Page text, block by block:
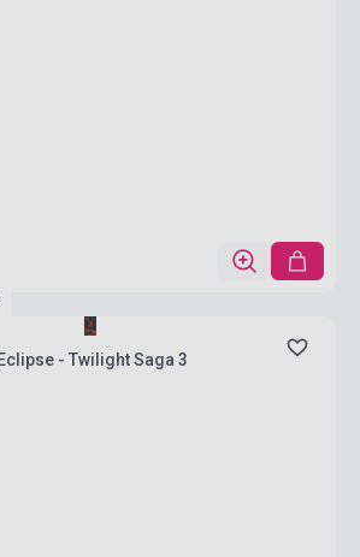
- Twilight Saga 3